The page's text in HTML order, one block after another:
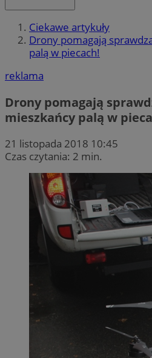
Ciekawe artykuły
Drony pomagają
palą w piecach!
reklama
Drony pomagają
mieszkańcy palą w
21 listopada 2018 10:45
Czas czytania: 2 min.